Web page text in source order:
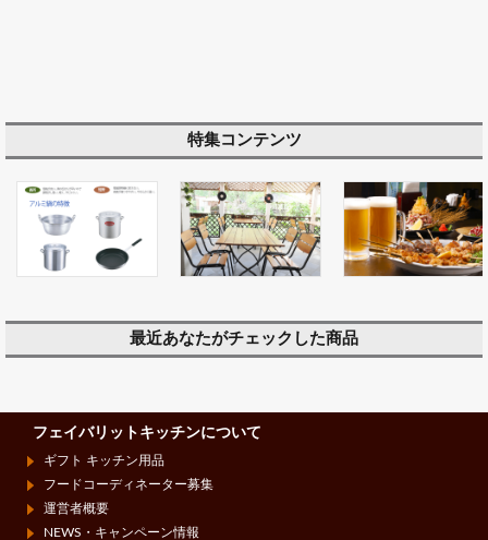
特集コンテンツ
最近あなたがチェックした商品
フェイバリットキッチンについて
ギフト キッチン用品
フードコーディネーター募集
運営者概要
NEWS・キャンペーン情報